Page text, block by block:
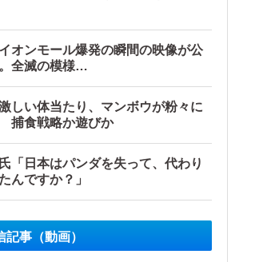
イオンモール爆発の瞬間の映像が公
全滅の模様…
しい体当たり、マンボウが粉々に
捕食戦略か遊びか
「日本はパンダを失って、代わり
んですか？」
記事（動画）